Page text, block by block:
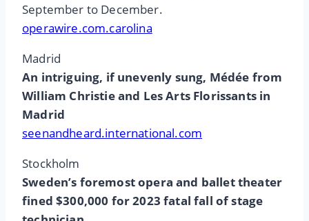
September to December.
operawire.com.carolina
Madrid
An intriguing, if unevenly sung, Médée from
William Christie and Les Arts Florissants in
Madrid
seenandheard.international.com
Stockholm
Sweden’s foremost opera and ballet theater
fined $300,000 for 2023 fatal fall of stage